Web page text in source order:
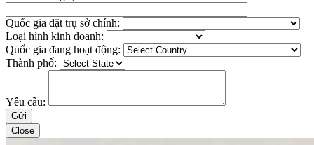
Quốc gia đặt trụ sở chính:
Loại hình kinh doanh:
Quốc gia đang hoạt động:
Thành phố:
Yêu cầu:
Close